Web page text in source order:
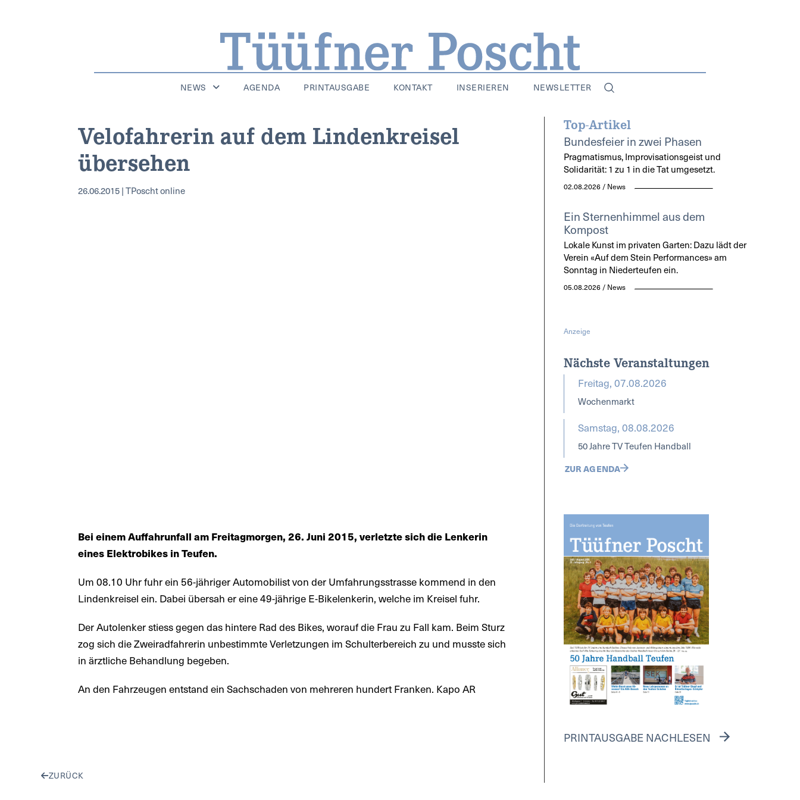
NEWS AGENDA PRINTAUSGABE KONTAKT INSERIEREN NEWSLETTER
Velofahrerin auf dem Lindenkreisel
übersehen
26.06.2015 | TPoscht online
Bei einem Auffahrunfall am Freitagmorgen, 26. Juni 2015, verletzte sich die Lenkerin
eines Elektrobikes in Teufen.
Um 08.10 Uhr fuhr ein 56-jähriger Automobilist von der Umfahrungsstrasse kommend in den
Lindenkreisel ein. Dabei übersah er eine 49-jährige E-Bikelenkerin, welche im Kreisel fuhr.
Der Autolenker stiess gegen das hintere Rad des Bikes, worauf die Frau zu Fall kam. Beim Sturz
zog sich die Zweiradfahrerin unbestimmte Verletzungen im Schulterbereich zu und musste sich
in ärztliche Behandlung begeben.
An den Fahrzeugen entstand ein Sachschaden von mehreren hundert Franken. Kapo AR
ZURÜCK
Top-Artikel
Bundesfeier in zwei Phasen
Pragmatismus, Improvisationsgeist und
Solidarität: 1 zu 1 in die Tat umgesetzt.
02.08.2026 / News
Ein Sternenhimmel aus dem
Kompost
Lokale Kunst im privaten Garten: Dazu lädt der
Verein «Auf dem Stein Performances» am
Sonntag in Niederteufen ein.
05.08.2026 / News
Anzeige
Nächste Veranstaltungen
Freitag, 07.08.2026
Wochenmarkt
Samstag, 08.08.2026
50 Jahre TV Teufen Handball
ZUR AGENDA
PRINTAUSGABE NACHLESEN